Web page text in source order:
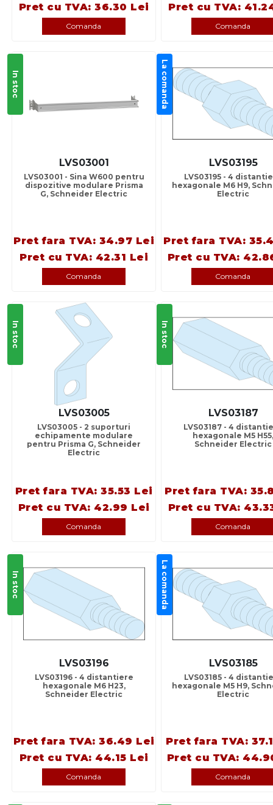
Pret cu TVA: 36.30 Lei
Comanda
Pret cu TVA:
Comanda
In stoc
LVS03001
LVS03001 - Sina W600 pentru
dispozitive modulare Prisma
G, Schneider Electric
Pret fara TVA: 34.97 Lei
Pret cu TVA: 42.31 Lei
Comanda
La comanda
LVS03195
LVS03195 - 4
hexagonale M6 H9,
Electric
Pret fara TVA:
Pret cu TVA:
Comanda
In stoc
LVS03005
LVS03005 - 2 suporturi
echipamente modulare
pentru Prisma G, Schneider
Electric
Pret fara TVA: 35.53 Lei
Pret cu TVA: 42.99 Lei
Comanda
In stoc
LVS03187
LVS03187 - 4
hexagonale M5 H55,
Schneider Electric
Pret fara TVA:
Pret cu TVA:
Comanda
In stoc
LVS03196
LVS03196 - 4 distantiere
hexagonale M6 H23,
Schneider Electric
Pret fara TVA: 36.49 Lei
Pret cu TVA: 44.15 Lei
Comanda
La comanda
LVS03185
LVS03185 - 4
hexagonale M5 H9,
Electric
Pret fara TVA:
Pret cu TVA:
Comanda